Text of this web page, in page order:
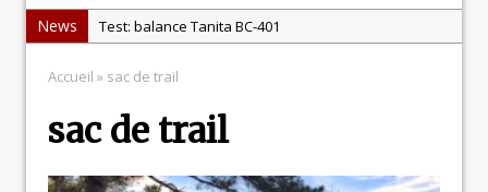
News
Test: balance Tanita BC-401
Massforce
La récupération, un élément clé pour les sportifs
risquée
Accueil » sac de trail
sac de trail